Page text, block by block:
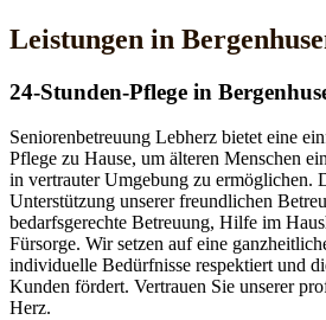
Leistungen in
24-Stunden-Pflege in
Seniorenbetreuung Lebherz bietet eine
Pflege zu Hause, um älteren Menschen
in vertrauter Umgebung zu ermöglichen.
Unterstützung unserer freundlichen
bedarfsgerechte Betreuung, Hilfe im
Fürsorge. Wir setzen auf eine
individuelle Bedürfnisse respektiert und
Kunden fördert. Vertrauen Sie unserer
Herz.